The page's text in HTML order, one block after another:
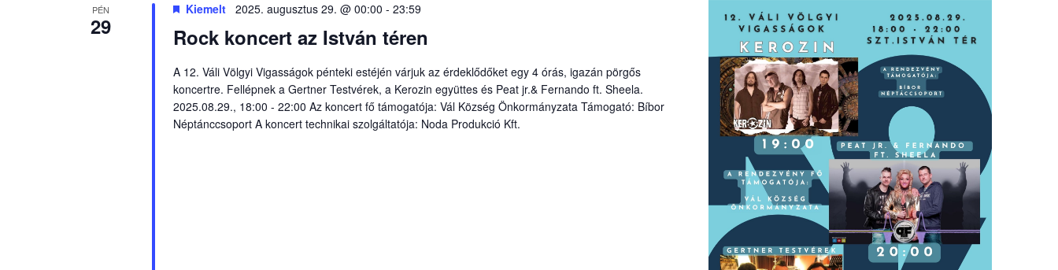
PÉN
29 Rock koncert az István téren
Kiemelt 2025. augusztus 29. @ 00:00 - 23:59
A 12. Váli Völgyi Vigasságok pénteki estéjén várjuk az érdeklődőket egy 4 órás, igazán pörgős
koncertre. Fellépnek a Gertner Testvérek, a Kerozin együttes és Peat jr.& Fernando ft. Sheela.
2025.08.29., 18:00 - 22:00 Az koncert fő támogatója: Vál Község Önkormányzata Támogató: Bíbor
Néptánccsoport A koncert technikai szolgáltatója: Noda Produkció Kft.